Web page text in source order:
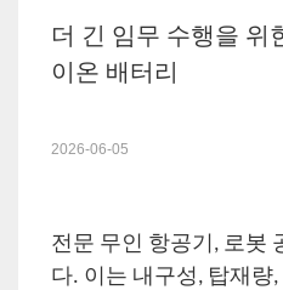
더 긴 임무 수행을
이온 배터리
2026-06-05
전문 무인 항공기, 로봇
다. 이는 내구성, 탑재